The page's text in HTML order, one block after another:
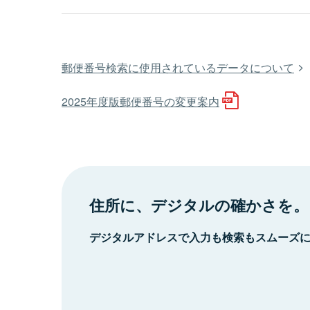
郵便番号検索に使用されているデータについて
2025年度版郵便番号の変更案内
住所に、デジタルの確かさを。
デジタルアドレスで入力も検索もスムーズ